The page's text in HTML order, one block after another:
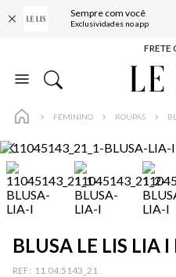
Sempre com você
Exclusividades no appENTREGA
FRETE
BAIXE
FEMININO ROUPAS
BLUSA LE LIS LIA
: 11.04.5143_21